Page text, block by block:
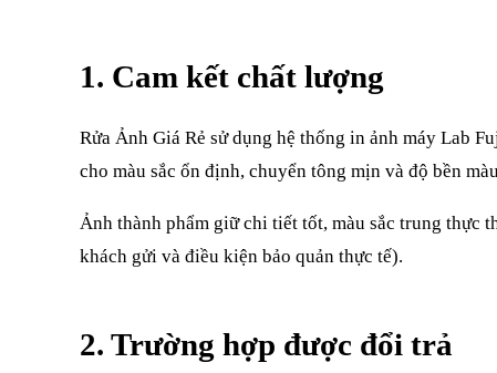
1. Cam kết chất lượng
Rửa Ảnh Giá Rẻ sử dụng hệ thống in ảnh máy Lab
cho màu sắc ổn định, chuyển tông mịn và độ bền
Ảnh thành phẩm giữ chi tiết tốt, màu sắc trung thực
khách gửi và điều kiện bảo quản thực tế).
2. Trường hợp được đổi trả